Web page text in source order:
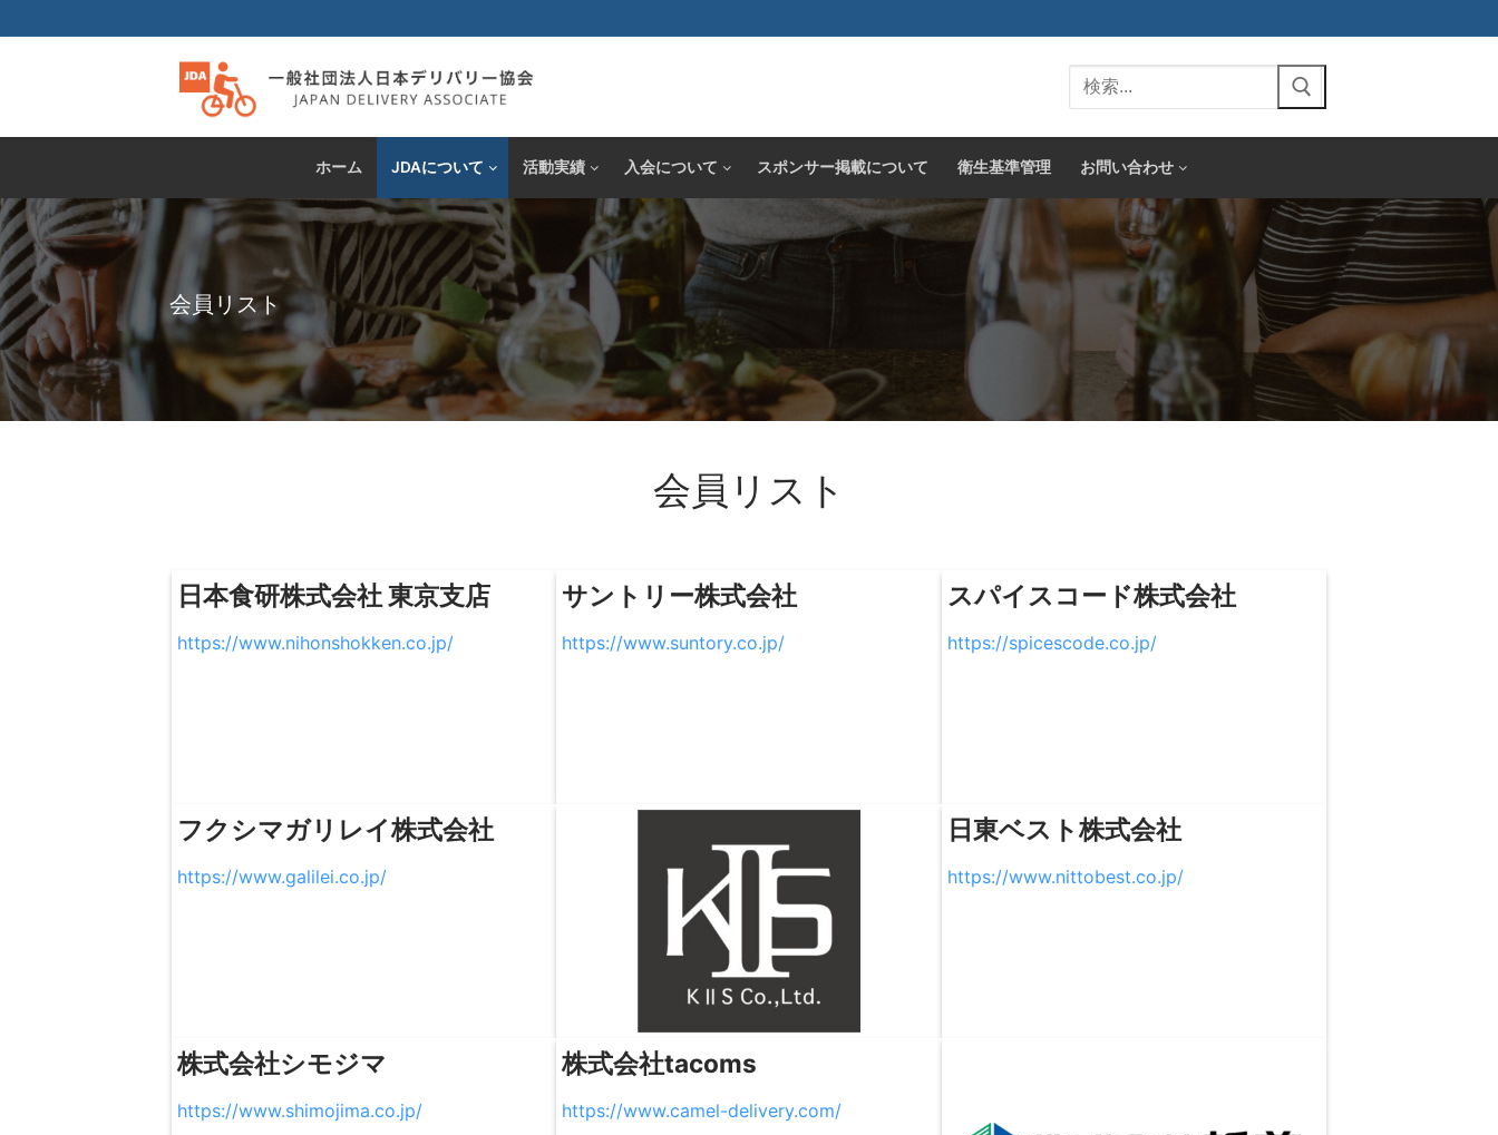
ン
キ
ッ
プ
検
索:
ホーム JDAについて 活動実績 入会について スポンサー掲載について 衛生基準管理 お問い合わせ
会員リスト
会員リスト
日本食研株式会社 東京支店
https://www.nihonshokken.co.jp/
サントリー株式会社
https://www.suntory.co.jp/
スパイスコード株式会社
https://spicescode.co.jp/
フクシマガリレイ株式会社
https://www.galilei.co.jp/
日東ベスト株式会社
https://www.nittobest.co.jp/
株式会社シモジマ
https://www.shimojima.co.jp/
株式会社tacoms
https://www.camel-delivery.com/